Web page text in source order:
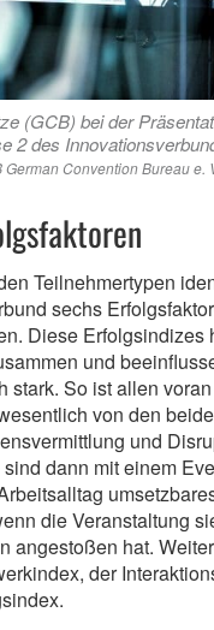
(GCB) bei der
2 des
German Convention Bureau e.
Teilnehmertypen
sechs
Diese Erfolgsindizes
und
stark. So ist allen voran
von den
und
dann mit einem
die Veranstaltung
angestoßen hat.
der